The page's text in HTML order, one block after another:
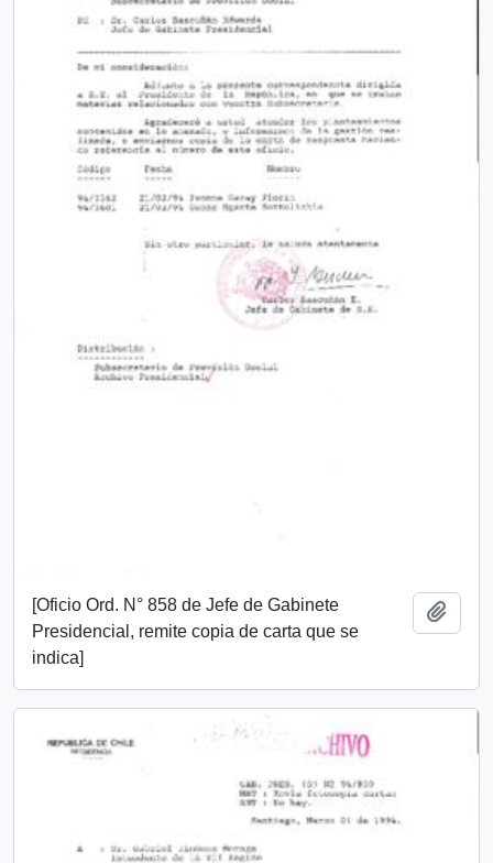
[Oficio Ord. N° 858 de Jefe de Gabinete
Presidencial, remite copia de carta que se
indica]